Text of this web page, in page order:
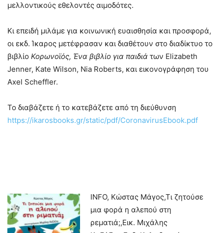
μελλοντικούς εθελοντές αιμοδότες.
Κι επειδή μιλάμε για κοινωνική ευαισθησία και προσφορά,
οι εκδ. Ίκαρος μετέφρασαν και διαθέτουν στο διαδίκτυο το
βιβλίο Κορωνοϊός, Ένα βιβλίο για παιδιά των Elizabeth
Jenner, Kate Wilson, Nia Roberts, και εικονογράφηση του
Axel Scheffler.
Το διαβάζετε ή το κατεβάζετε από τη διεύθυνση
https://ikarosbooks.gr/static/pdf/CoronavirusEbook.pdf
INFO, Κώστας Μάγος,Τι ζητούσε
μια φορά η αλεπού στη
ρεματιά;,Εικ. Μιχάλης